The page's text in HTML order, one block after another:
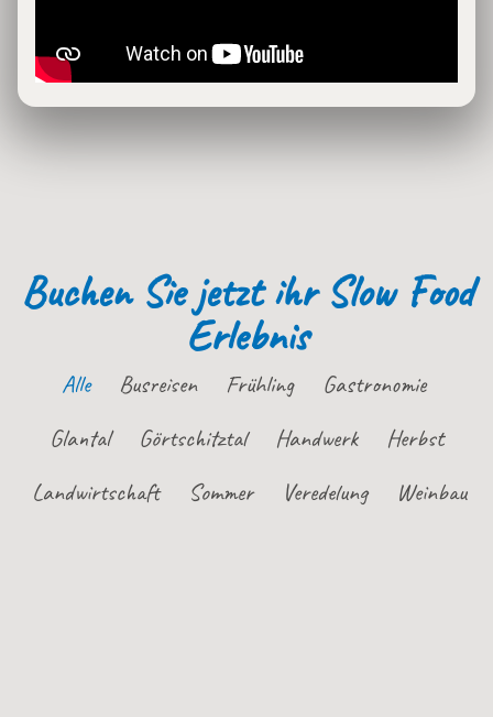
Buchen Sie jetzt ihr Slow Food
Erlebnis
Alle Busreisen Frühling
Gastronomie
Glantal
Görtschitztal Handwerk
Herbst
Landwirtschaft
Sommer Veredelung Weinbau